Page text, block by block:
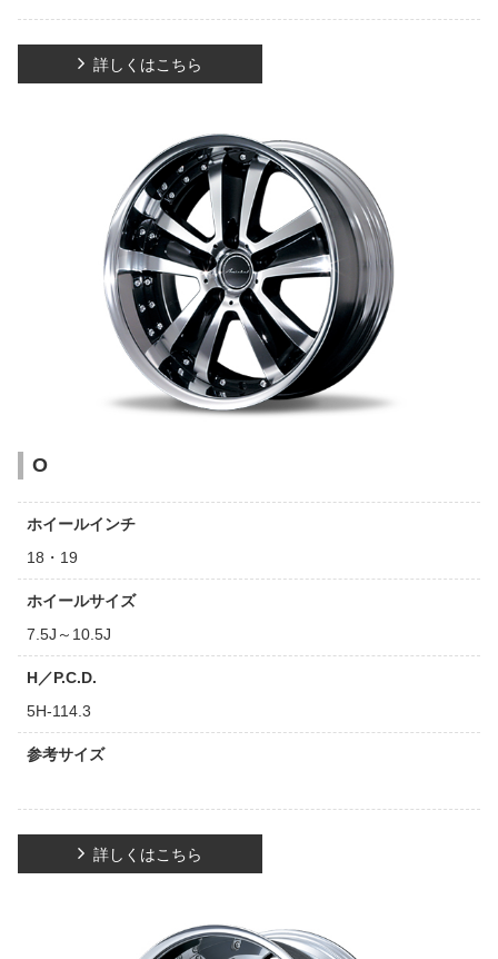
詳しくはこちら
O
ホイールインチ
18・19
ホイールサイズ
7.5J～10.5J
H／P.C.D.
5H-114.3
参考サイズ
詳しくはこちら